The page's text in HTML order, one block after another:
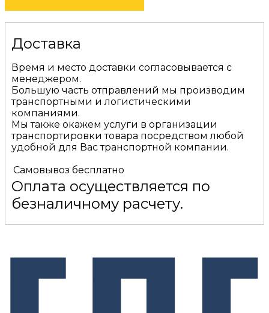
Доставка
Время и место доставки согласовывается с
менеджером.
Большую часть отправлений мы производим
транспортными и логистическими
компаниями.
Мы также окажем услуги в организации
транспортировки товара посредством любой
удобной для Вас транспортной компании.
Самовывоз бесплатно
Оплата осуществляется по
безналичному расчету.